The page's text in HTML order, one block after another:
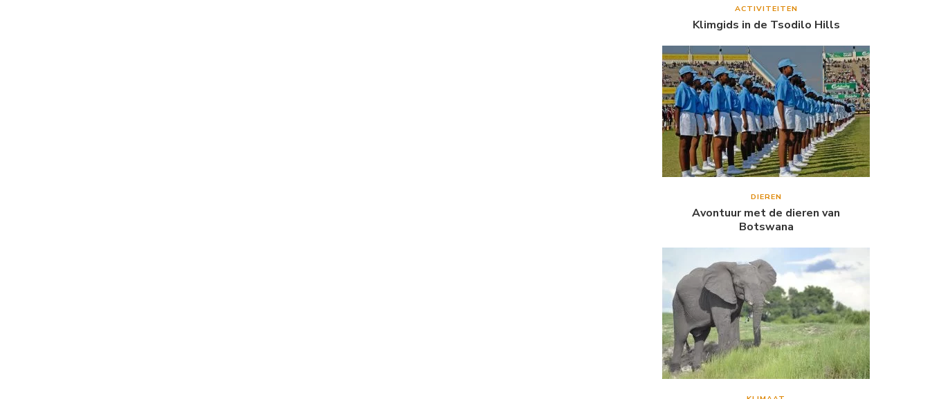
ACTIVITEITEN
Klimgids in de Tsodilo Hills
DIEREN
Avontuur met de dieren van
Botswana